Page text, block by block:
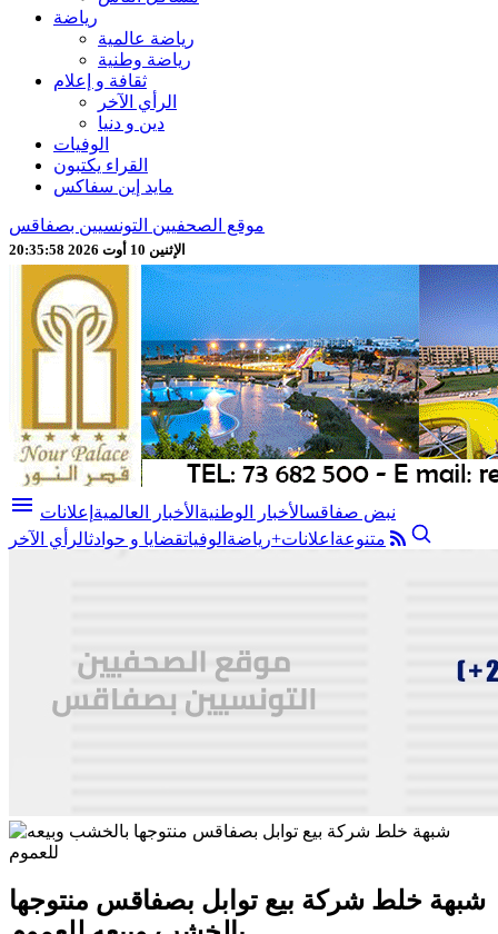
رياضة
رياضة عالمية
رياضة وطنية
ثقافة و إعلام
الرأي الآخر
دين و دنيا
الوفيات
القراء يكتبون
مايد إين سفاكس
موقع الصحفيين التونسيين بصفاقس
الإثنين 10 أوت 2026 20:36:00
menu نبض صفاقسالأخبار الوطنية الأخبار العالمية إعلانات
متنوعة اعلانات+رياضة الوفياتقضايا و حوادثالرأي الآخر
شبهة خلط شركة بيع توابل بصفاقس منتوجها